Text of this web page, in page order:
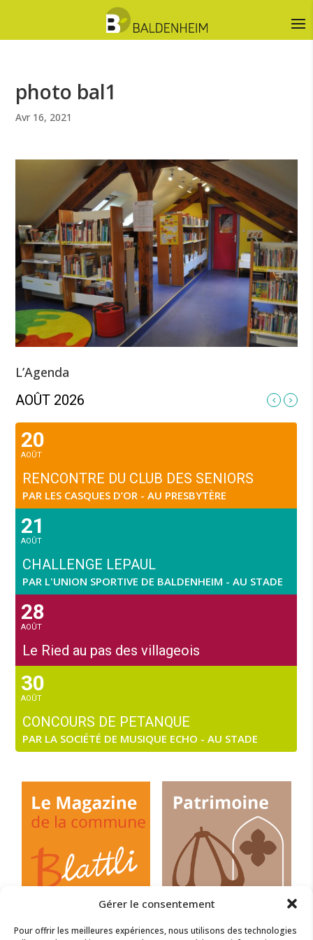
Gérer le consentement
Pour offrir les meilleures expériences, nous utilisons des technologies
photo bal1
Avr 16, 2021
L’Agenda
AOÛT 2026
20
AOÛT
RENCONTRE DU CLUB DES SENIORS
PAR LES CASQUES D’OR - AU PRESBYTÈRE
21
AOÛT
CHALLENGE LEPAUL
PAR L'UNION SPORTIVE DE BALDENHEIM - AU STADE
28
AOÛT
Le Ried au pas des villageois
30
AOÛT
CONCOURS DE PETANQUE
PAR LA SOCIÉTÉ DE MUSIQUE ECHO - AU STADE